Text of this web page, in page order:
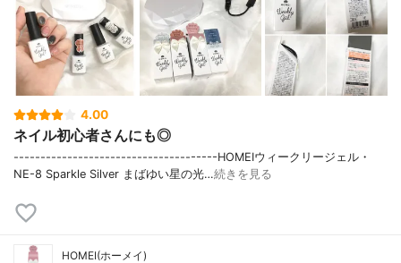
4.00
ネイル初心者さんにも◎
--------------------------------------HOMEIウィークリージェル・
NE-8 Sparkle Silver まばゆい星の光…続きを見る
HOMEI(ホーメイ)